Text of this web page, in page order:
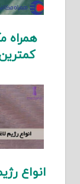
همراه
انواع